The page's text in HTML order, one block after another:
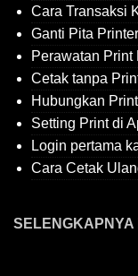
Cara Transaksi
Ganti Pita
Perawatan Print
Cetak tanpa
Hubungkan
Setting Print di
Login pertama
Cara Cetak
SELENGKAPNYA